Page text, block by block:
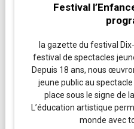
Festival
la gazette du festival
festival de spectacles
Depuis 18 ans, nous
jeune public au
place sous le signe de
L’éducation artistique
monde avec